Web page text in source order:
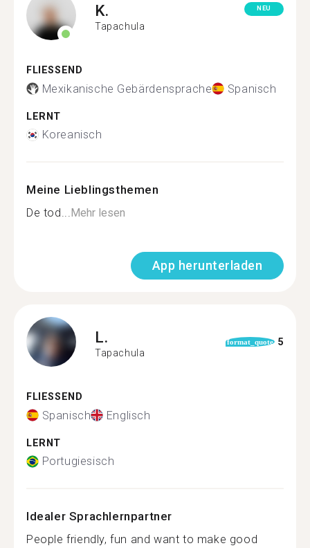
K.
Tapachula
NEU
FLIESSEND
Mexikanische Gebärdensprache Spanisch
LERNT
Koreanisch
Meine Lieblingsthemen
De tod...Mehr lesen
App herunterladen
L.
Tapachula
format_quote 5
FLIESSEND
Spanisch Englisch
LERNT
Portugiesisch
Idealer Sprachlernpartner
People friendly, fun and want to make good